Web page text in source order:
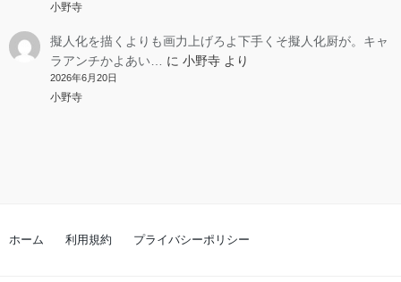
小野寺
擬人化を描くよりも画力上げろよ下手くそ擬人化厨が。キャ
ラアンチかよあい…
に 小野寺より
2026年6月20日
小野寺
ホーム 利用規約 プライバシーポリシー